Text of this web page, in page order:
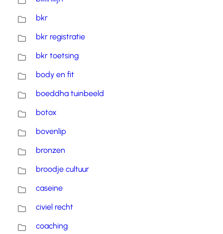
bkr
bkr registratie
bkr toetsing
body en fit
boeddha tuinbeeld
botox
bovenlip
bronzen
broodje cultuur
caseine
civiel recht
coaching